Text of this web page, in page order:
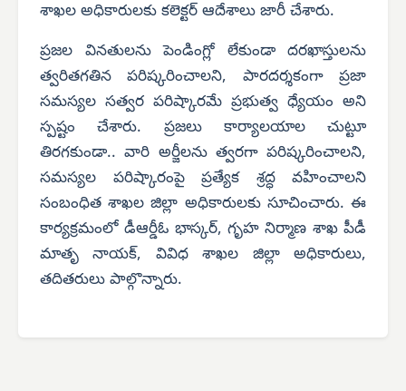
శాఖల అధికారులకు కలెక్టర్ ఆదేశాలు జారీ చేశారు.
ప్రజల వినతులను పెండింగ్లో లేకుండా దరఖాస్తులను
త్వరితగతిన పరిష్కరించాలని, పారదర్శకంగా ప్రజా
సమస్యల సత్వర పరిష్కారమే ప్రభుత్వ ధ్యేయం అని
స్పష్టం చేశారు. ప్రజలు కార్యాలయాల చుట్టూ
తిరగకుండా.. వారి అర్జీలను త్వరగా పరిష్కరించాలని,
సమస్యల పరిష్కారంపై ప్రత్యేక శ్రద్ధ వహించాలని
సంబంధిత శాఖల జిల్లా అధికారులకు సూచించారు. ఈ
కార్యక్రమంలో డీఆర్డీఓ భాస్కర్, గృహ నిర్మాణ శాఖ పీడీ
మాతృ నాయక్, వివిధ శాఖల జిల్లా అధికారులు,
తదితరులు పాల్గొన్నారు.